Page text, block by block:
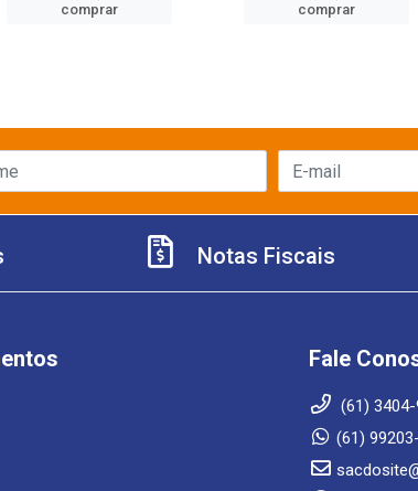
comprar
comprar
Notas Fiscais
Fale
(61)
(61)